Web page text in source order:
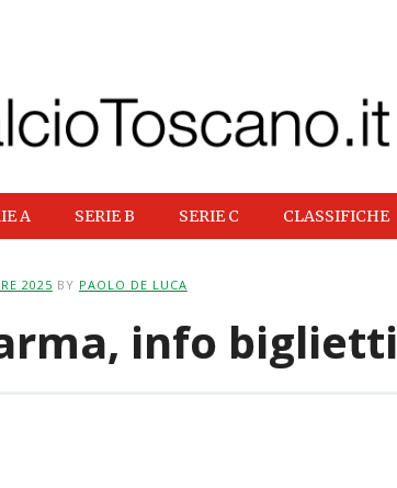
A SERIE B SERIE C CLASSIFICHE
2025 BY PAOLO DE LUCA
info biglietti